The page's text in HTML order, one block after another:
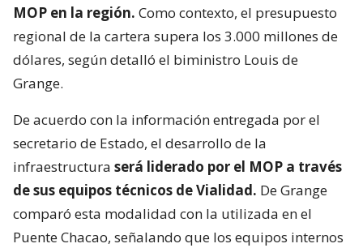
MOP en la región. Como contexto, el presupuesto
regional de la cartera supera los 3.000 millones de
dólares, según detalló el biministro Louis de
Grange.
De acuerdo con la información entregada por el
secretario de Estado, el desarrollo de la
infraestructura será liderado por el MOP a través
de sus equipos técnicos de Vialidad. De Grange
comparó esta modalidad con la utilizada en el
Puente Chacao, señalando que los equipos internos